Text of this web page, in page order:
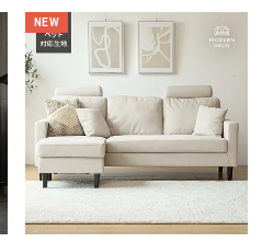
NEW